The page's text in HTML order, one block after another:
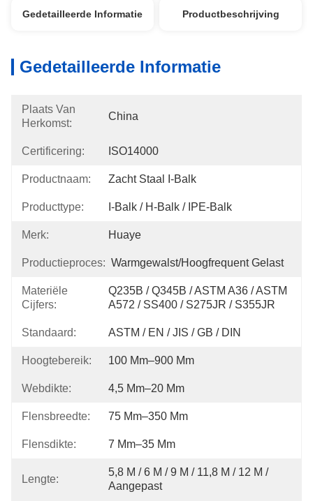
Gedetailleerde Informatie Productbeschrijving
Gedetailleerde Informatie
Plaats Van
Herkomst:
China
Certificering: ISO14000
Productnaam: Zacht Staal I-Balk
Producttype: I-Balk / H-Balk / IPE-Balk
Merk: Huaye
Productieproces: Warmgewalst/hoogfrequent Gelast
Materiële
Cijfers:
Q235B / Q345B / ASTM A36 / ASTM
A572 / SS400 / S275JR / S355JR
Standaard: ASTM / EN / JIS / GB / DIN
Hoogtebereik: 100 Mm–900 Mm
Webdikte: 4,5 Mm–20 Mm
Flensbreedte: 75 Mm–350 Mm
Flensdikte: 7 Mm–35 Mm
Lengte:
5,8 M / 6 M / 9 M / 11,8 M / 12 M /
Aangepast